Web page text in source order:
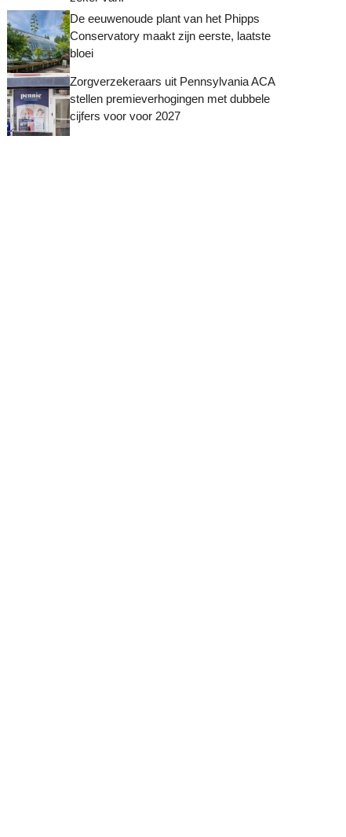
De eeuwenoude plant van het Phipps
Conservatory maakt zijn eerste, laatste
bloei
Zorgverzekeraars uit Pennsylvania ACA
stellen premieverhogingen met dubbele
cijfers voor voor 2027